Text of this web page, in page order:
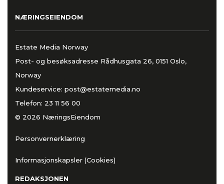
NÆRINGSEIENDOM
Estate Media Norway
Post- og besøksadresse Rådhusgata 26, 0151 Oslo,
Norway
Kundeservice: post@estatemedia.no
Telefon: 23 11 56 00
© 2026 NæringsEiendom
Personvernerklæring
Informasjonskapsler (Cookies)
REDAKSJONEN